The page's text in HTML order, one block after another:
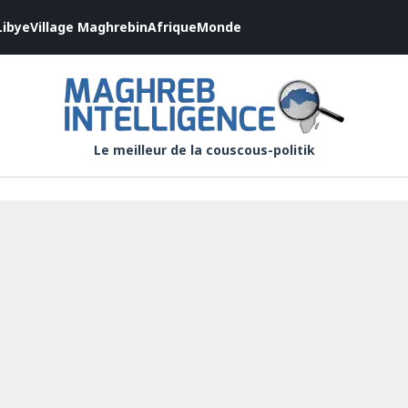
Village MaghrebinAfriqueMonde
Le meilleur de la couscous-politik